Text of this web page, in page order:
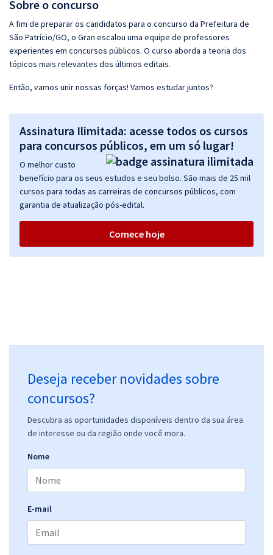
Sobre o concurso
A fim de preparar os candidatos para o concurso da Prefeitura de
São Patrício/GO, o Gran escalou uma equipe de professores
experientes em concursos públicos. O curso aborda a teoria dos
tópicos mais relevantes dos últimos editais.
Então, vamos unir nossas forças! Vamos estudar juntos?
Assinatura Ilimitada: acesse todos os cursos
para concursos públicos, em um só lugar!
O melhor custo
benefício para os seus estudos e seu bolso. São mais de 25 mil
cursos para todas as carreiras de concursos públicos, com
garantia de atualização pós-edital.
Comece hoje
Deseja receber novidades sobre
concursos?
Descubra as oportunidades disponíveis dentro da sua área
de interesse ou da região onde você mora.
Nome
E-mail